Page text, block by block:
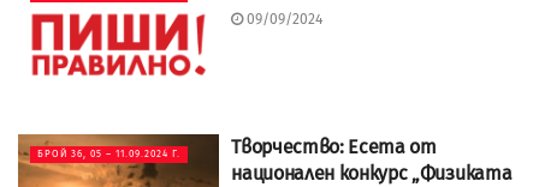
09/09/2024
БРОЙ 36, 05 – 11.09.2024 Г.
Tворчество: Есета от
национален конкурс „Физиката